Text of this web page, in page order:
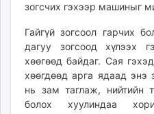
зогсчих гэхээр машиныг
Гайгүй зогсоол гарчих
дагуу зогсоод хүлээх
хөөгөөд байдаг. Сая
хөөгдөөд арга ядаад энэ
нь зам таглаж, нийтийн
болох хуулиндаа